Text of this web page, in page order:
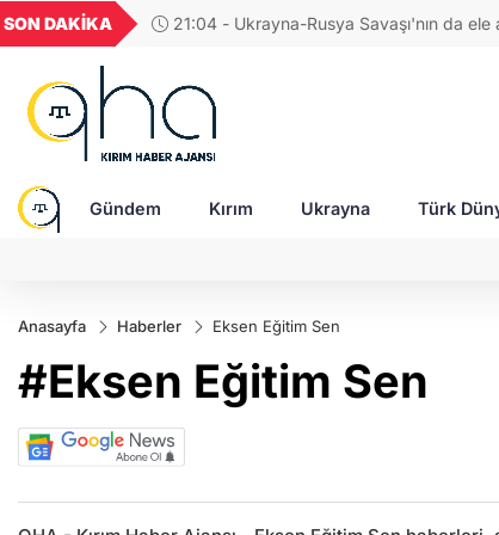
SON DAKİKA
21:04 - Ukrayna-Rusya Savaşı'nın da ele
UYU
1,1820
18,1976
16,2301
Gündem Kırım Ukrayna Türk
Anasayfa Haberler Eksen Eğitim Sen
#Eksen Eğitim Sen